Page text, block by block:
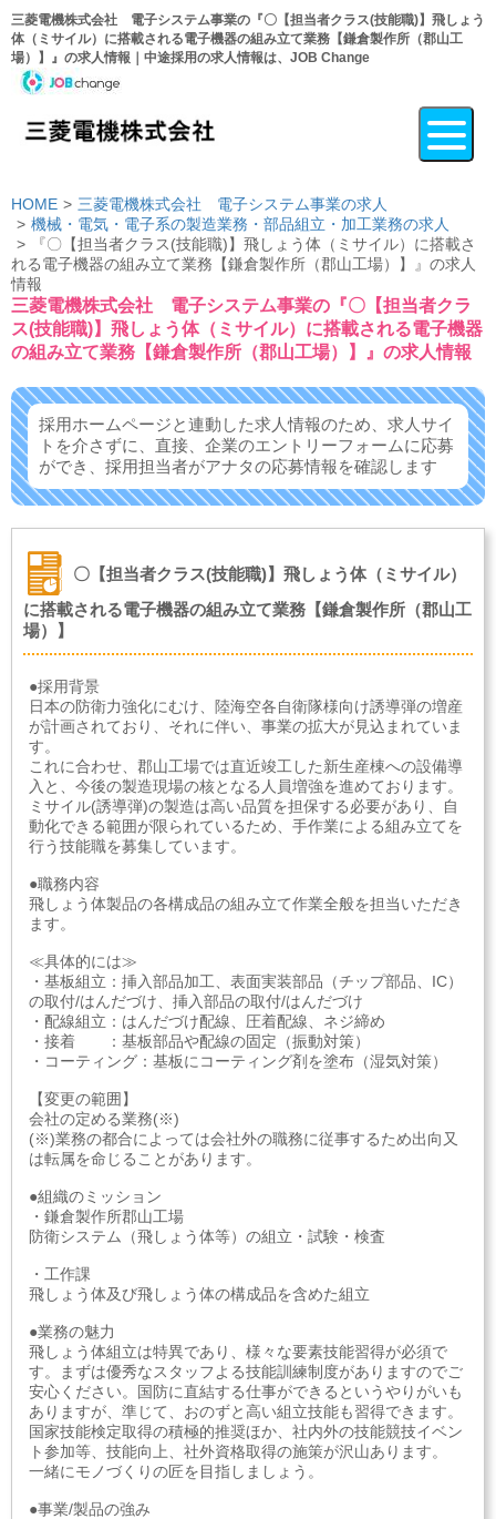
三菱電機株式会社 電子システム事業の『〇【担当者クラス(技能職)】飛しょう
体（ミサイル）に搭載される電子機器の組み立て業務【鎌倉製作所（郡山工
場）】』の求人情報｜中途採用の求人情報は、JOB Change
HOME
三菱電機株式会社 電子システム事業の求人
機械・電気・電子系の製造業務・部品組立・加工業務の求人
『〇【担当者クラス(技能職)】飛しょう体（ミサイル）に搭載さ
れる電子機器の組み立て業務【鎌倉製作所（郡山工場）】』の求人
情報
三菱電機株式会社 電子システム事業の『〇【担当者クラ
ス(技能職)】飛しょう体（ミサイル）に搭載される電子機器
の組み立て業務【鎌倉製作所（郡山工場）】』の求人情報
採用ホームページと連動した求人情報のため、求人サイ
トを介さずに、 直接、企業のエントリーフォームに応募
ができ、 採用担当者がアナタの応募情報を確認します
〇【担当者クラス(技能職)】飛しょう体（ミサイル）
に搭載される電子機器の組み立て業務【鎌倉製作所（郡山工
場）】
●採用背景
日本の防衛力強化にむけ、陸海空各自衛隊様向け誘導弾の増産
が計画されており、それに伴い、事業の拡大が見込まれていま
す。
これに合わせ、郡山工場では直近竣工した新生産棟への設備導
入と、今後の製造現場の核となる人員増強を進めております。
ミサイル(誘導弾)の製造は高い品質を担保する必要があり、自
動化できる範囲が限られているため、手作業による組み立てを
行う技能職を募集しています。
●職務内容
飛しょう体製品の各構成品の組み立て作業全般を担当いただき
ます。
≪具体的には≫
・基板組立：挿入部品加工、表面実装部品（チップ部品、IC）
の取付/はんだづけ、挿入部品の取付/はんだづけ
・配線組立：はんだづけ配線、圧着配線、ネジ締め
・接着 ：基板部品や配線の固定（振動対策）
・コーティング：基板にコーティング剤を塗布（湿気対策）
【変更の範囲】
会社の定める業務(※)
(※)業務の都合によっては会社外の職務に従事するため出向又
は転属を命じることがあります。
●組織のミッション
・鎌倉製作所郡山工場
防衛システム（飛しょう体等）の組立・試験・検査
・工作課
飛しょう体及び飛しょう体の構成品を含めた組立
●業務の魅力
飛しょう体組立は特異であり、様々な要素技能習得が必須で
す。まずは優秀なスタッフよる技能訓練制度がありますのでご
安心ください。国防に直結する仕事ができるというやりがいも
ありますが、準じて、おのずと高い組立技能も習得できます。
国家技能検定取得の積極的推奨ほか、社内外の技能競技イベン
ト参加等、技能向上、社外資格取得の施策が沢山あります。
一緒にモノづくりの匠を目指しましょう。
●事業/製品の強み